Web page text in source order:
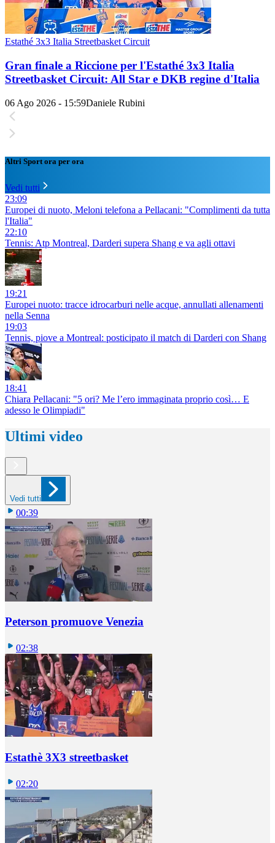
Estathé 3x3 Italia Streetbasket Circuit
Gran finale a Riccione per l'Estathé 3x3 Italia
Streetbasket Circuit: All Star e DKB regine d'Italia
06 Ago 2026 - 15:59Daniele Rubini
Altri Sport ora per ora
Vedi tutti
23:09
Europei di nuoto, Meloni telefona a Pellacani: "Complimenti da tutta
l'Italia"
22:10
Tennis: Atp Montreal, Darderi supera Shang e va agli ottavi
19:21
Europei nuoto: tracce idrocarburi nelle acque, annullati allenamenti
nella Senna
19:03
Tennis, piove a Montreal: posticipato il match di Darderi con Shang
18:41
Chiara Pellacani: "5 ori? Me l’ero immaginata proprio così… E
adesso le Olimpiadi"
Ultimi video
Vedi tutti
00:39
Peterson promuove Venezia
02:38
Estathè 3X3 streetbasket
02:20